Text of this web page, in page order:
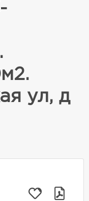
ул, д